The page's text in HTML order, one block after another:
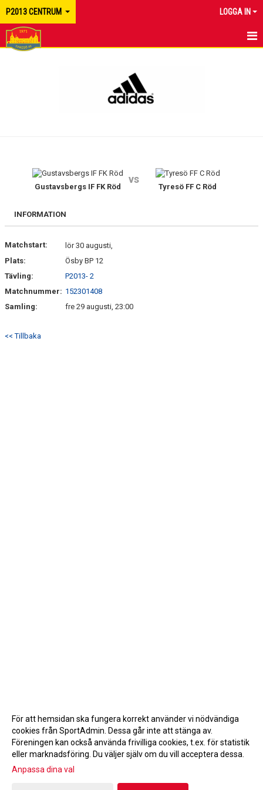
P2013 CENTRUM LOGGA IN
BILDGALLERI
DOKUMENT
Gustavsbergs IF FK Röd
vs
Tyresö FF C Röd
INFORMATION
Matchstart:
lör 30 augusti,
Plats:
Ösby BP 12
Tävling:
P2013- 2
Matchnummer: 152301408
Samling:
fre 29 augusti, 23:00
<< Tillbaka
Gå till Webbversion
För att hemsidan ska fungera korrekt använder vi nödvändiga
cookies från SportAdmin. Dessa går inte att stänga av.
Föreningen kan också använda frivilliga cookies, t.ex. för statistik
eller marknadsföring. Du väljer själv om du vill acceptera dessa.
Anpassa dina val